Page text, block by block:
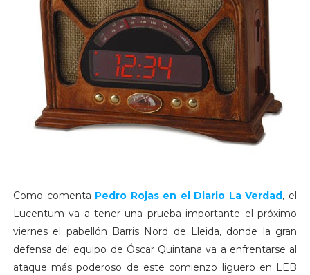
Como comenta Pedro Rojas en el Diario La Verdad, el
Lucentum va a tener una prueba importante el próximo
viernes el pabellón Barris Nord de Lleida, donde la gran
defensa del equipo de Óscar Quintana va a enfrentarse al
ataque más poderoso de este comienzo liguero en LEB